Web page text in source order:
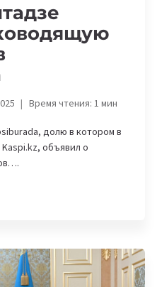
Время чтения: 1мин
долю в котором в
объявил о